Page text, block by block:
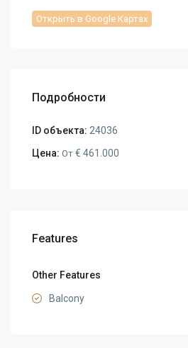
Открыть в Google Картах
Подробности
ID объекта: 24036
Цена: От € 461.000
Features
Other Features
Balcony